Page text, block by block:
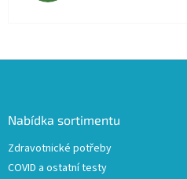
Nabídka sortimentu
Zdravotnické potřeby
COVID a ostatní testy